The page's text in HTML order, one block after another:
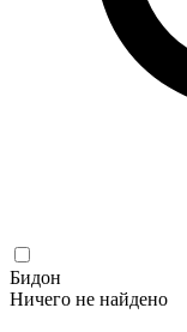
Бидон
Ничего не найдено